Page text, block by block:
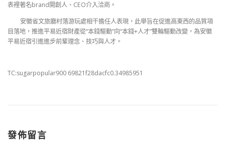
表裡著名brand開創人、CEO介入洽商。
安徽省文旅廳村落游玩處相干擔任人表現，此舉旨在促進高東西的品質項
目落地，推進平易近宿財產從“本錢驅動”向“本錢+人才”雙輪驅動改變，為安徽
平易近宿引進進步前輩理念、技巧與人才。
TC:sugarpopular900 69821f28dacfc0.34985951
發佈留言